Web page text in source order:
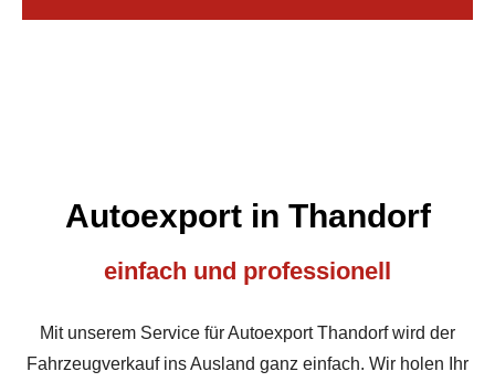
Autoexport in Thandorf
einfach und professionell
Mit unserem Service für Autoexport Thandorf wird der
Fahrzeugverkauf ins Ausland ganz einfach. Wir holen Ihr